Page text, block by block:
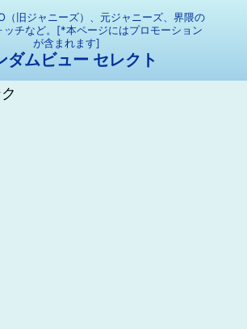
（旧ジャニーズ）、元ジャニーズ、界隈の
ッチなど。[*本ページにはプロモーション
が含まれます]
ダムビュー セレクト